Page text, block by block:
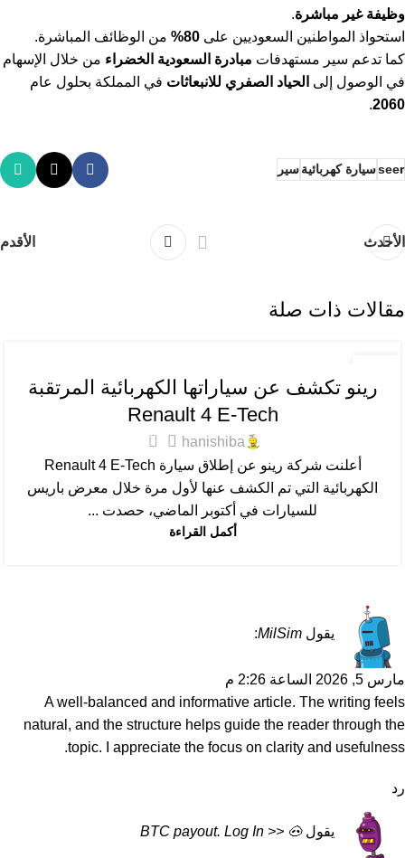
وظيفة غير مباشرة.
استحواذ المواطنين السعوديين على 80%
من الوظائف المباشرة.
كما تدعم سير مستهدفات مبادرة السعودية الخضراء من خلال الإسهام
في الوصول إلى الحياد الصفري للانبعاثات في المملكة بحلول عام
2060
.
seerسيارة كهربائيةسير
الأحدث الأقدم
مقالات ذات صلة
ديسمبر
رينو تكشف عن سياراتها الكهربائية المرتقبة
Renault 4 E-Tech
hanishiba
0
أعلنت شركة رينو عن إطلاق سيارة Renault 4 E-Tech
الكهربائية التي تم الكشف عنها لأول مرة خلال معرض باريس
للسيارات في أكتوبر الماضي، حصدت ...
أكمل القراءة
يقول MilSim
:
مارس 5, 2026 الساعة 2:26 م
A well-balanced and informative article. The writing feels
natural, and the structure helps guide the reader through the
topic. I appreciate the focus on clarity and usefulness.
رد
يقول 🐽 BTC payout. Log In >>